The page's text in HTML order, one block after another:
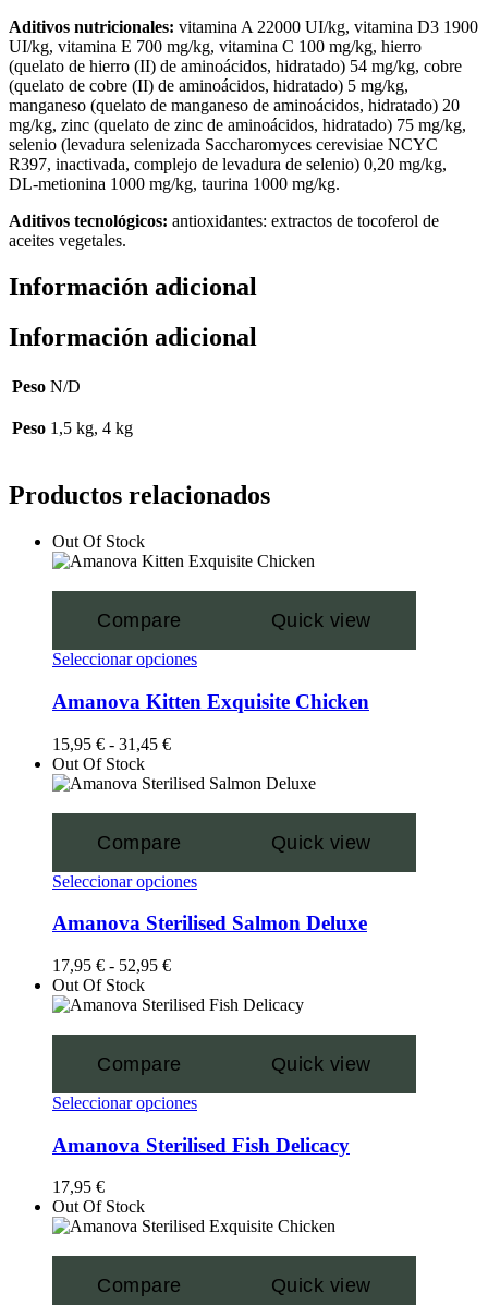
Aditivos nutricionales: vitamina A 22000 UI/kg, vitamina D3 1900
UI/kg, vitamina E 700 mg/kg, vitamina C 100 mg/kg, hierro
(quelato de hierro (II) de aminoácidos, hidratado) 54 mg/kg, cobre
(quelato de cobre (II) de aminoácidos, hidratado) 5 mg/kg,
manganeso (quelato de manganeso de aminoácidos, hidratado) 20
mg/kg, zinc (quelato de zinc de aminoácidos, hidratado) 75 mg/kg,
selenio (levadura selenizada Saccharomyces cerevisiae NCYC
R397, inactivada, complejo de levadura de selenio) 0,20 mg/kg,
DL-metionina 1000 mg/kg, taurina 1000 mg/kg.
Aditivos tecnológicos: antioxidantes: extractos de tocoferol de
aceites vegetales.
Información adicional
Información adicional
Peso N/D
Peso 1,5 kg, 4 kg
Productos relacionados
Out Of Stock
Compare Quick view
Seleccionar opciones
Amanova Kitten Exquisite Chicken
15,95 € - 31,45 €
Out Of Stock
Compare Quick view
Seleccionar opciones
Amanova Sterilised Salmon Deluxe
17,95 € - 52,95 €
Out Of Stock
Compare Quick view
Seleccionar opciones
Amanova Sterilised Fish Delicacy
17,95 €
Out Of Stock
Compare Quick view